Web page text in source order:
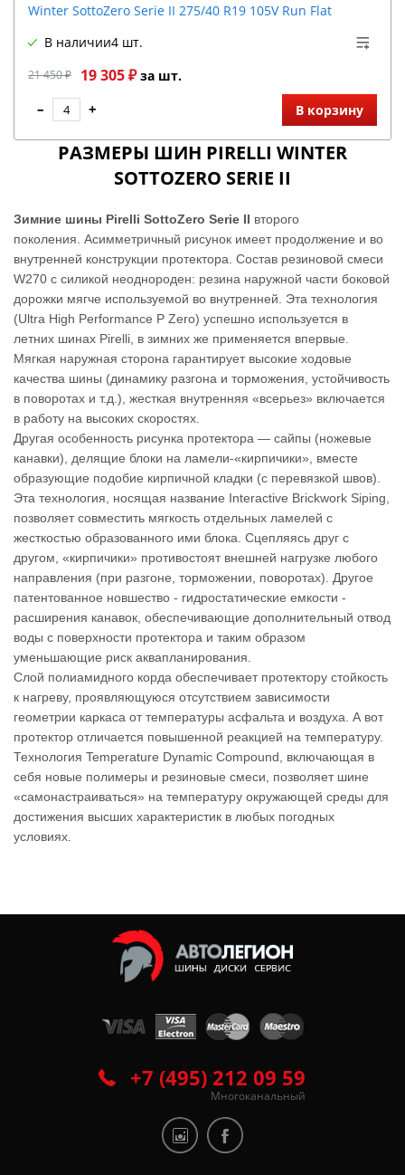
Winter SottoZero Serie II 275/40 R19 105V Run Flat
21 450 ₽ 19 305 ₽за шт.
В наличии4 шт.
– + В корзину
РАЗМЕРЫ ШИН PIRELLI WINTER
SOTTOZERO SERIE II
Зимние шины Pirelli SottoZero Serie II второго
поколения. Асимметричный рисунок имеет продолжение и во
внутренней конструкции протектора. Состав резиновой смеси
W270 с силикой неоднороден: резина наружной части боковой
дорожки мягче используемой во внутренней. Эта технология
(Ultra High Performance P Zero) успешно используется в
летних шинах Pirelli, в зимних же применяется впервые.
Мягкая наружная сторона гарантирует высокие ходовые
качества шины (динамику разгона и торможения, устойчивость
в поворотах и т.д.), жесткая внутренняя «всерьез» включается
в работу на высоких скоростях.
Другая особенность рисунка протектора — сайпы (ножевые
канавки), делящие блоки на ламели-«кирпичики», вместе
образующие подобие кирпичной кладки (с перевязкой швов).
Эта технология, носящая название Interactive Brickwork Siping,
позволяет совместить мягкость отдельных ламелей с
жесткостью образованного ими блока. Сцепляясь друг с
другом, «кирпичики» противостоят внешней нагрузке любого
направления (при разгоне, торможении, поворотах). Другое
патентованное новшество - гидростатические емкости -
расширения канавок, обеспечивающие дополнительный отвод
воды с поверхности протектора и таким образом
уменьшающие риск аквапланирования.
Слой полиамидного корда обеспечивает протектору стойкость
к нагреву, проявляющуюся отсутствием зависимости
геометрии каркаса от температуры асфальта и воздуха. А вот
протектор отличается повышенной реакцией на температуру.
Технология Temperature Dynamic Compound, включающая в
себя новые полимеры и резиновые смеси, позволяет шине
«самонастраиваться» на температуру окружающей среды для
достижения высших характеристик в любых погодных
условиях.
+7 (495) 212 09 59
Многоканальный